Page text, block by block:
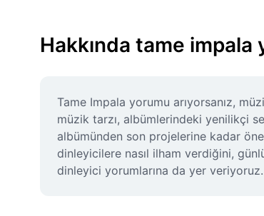
Hakkında tame impala
Tame Impala yorumu arıyorsanız,
müzik tarzı, albümlerindeki yenilikçi
albümünden son projelerine kadar
dinleyicilere nasıl ilham verdiğini,
dinleyici yorumlarına da yer